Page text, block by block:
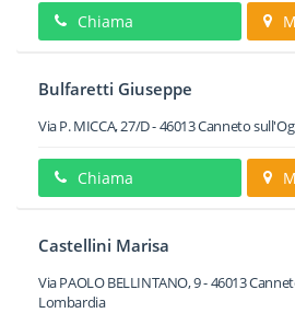
Chiama
Bulfaretti Giuseppe
Via P. MICCA, 27/D-46013Canneto
Chiama
Castellini Marisa
Via PAOLO BELLINTANO, 9-46013
Lombardia